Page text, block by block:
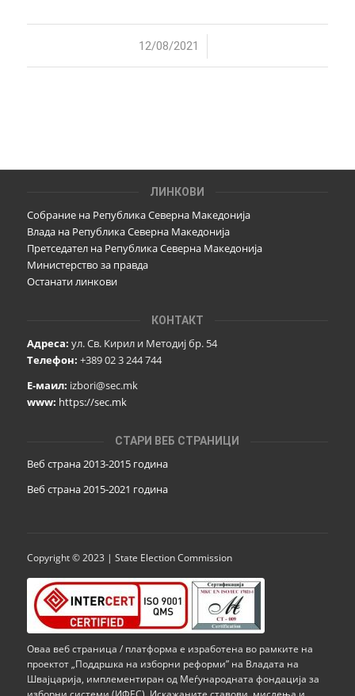
12/08/2021
/
ЛИНКОВИ
Собрание на Република Северна Македонија
Влада на Република Северна Македонија
Претседател на Република Северна Македонија
Министерство за правда
Останати линкови
КОНТАКТ
Адреса: ул. Св. Кирил и Методиј бр. 54
Телефон: +389 02 3 244 744
Е-маил: izbori@sec.mk
www: https://sec.mk
СТАРИ ВЕБ СТРАНИЦИ
Веб страна 2013-2015 година
Веб страна 2015-2021 година
Copyright © 2023 | State Election Commission
Оваа веб страница / платформа е изработена во рамките на
проектот „Поддршка на изборни реформи” на Владата на
Швајцарија, имплементиран од Меѓународната фондација за